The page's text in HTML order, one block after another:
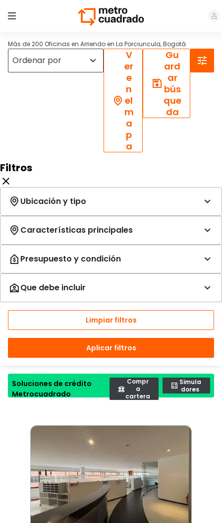
Más de 200 Oficinas en Arriendo en La Porciuncula, Bogotá
V
er
e
n
el
m
a
p
a
Gu
ard
ar
bús
que
da
Filtros
Limpiar filtros
Aplicar filtros
Soluciones de crédito
Metrocuadrado
Compr
a
cartera
Simula
dores